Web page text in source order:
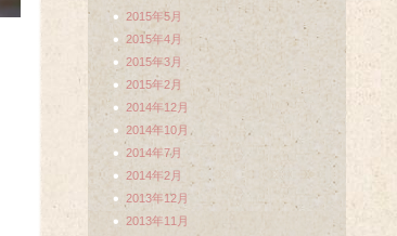
2015年5月
2015年4月
2015年3月
2015年2月
2014年12月
2014年10月
2014年7月
2014年2月
2013年12月
2013年11月